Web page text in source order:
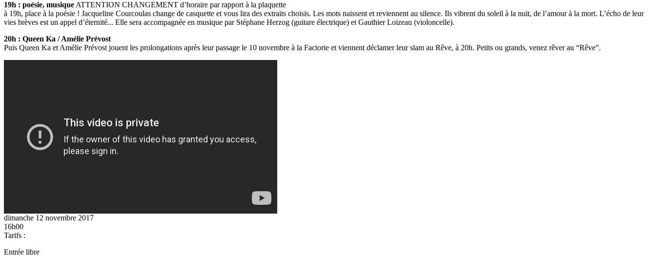
19h : poésie, musique ATTENTION CHANGEMENT d’horaire par rapport à la plaquette
à 19h, place à la poésie ! Jacqueline Courcoulas change de casquette et vous lira des extraits choisis. Les mots naissent et reviennent au silence. Ils vibrent du soleil à la nuit, de l’amour à la mort. L’écho de leur
vies brèves est un appel d’éternité... Elle sera accompagnée en musique par Stéphane Herzog (guitare électrique) et Gauthier Loizeau (violoncelle).
20h : Queen Ka / Amélie Prévost
Puis Queen Ka et Amélie Prévost jouent les prolongations après leur passage le 10 novembre à la Factorie et viennent déclamer leur slam au Rêve, à 20h. Petits ou grands, venez rêver au “Rêve”.
dimanche 12 novembre 2017
16h00
Tarifs :
Entrée libre